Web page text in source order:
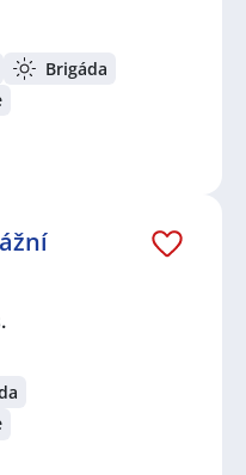
Brigáda